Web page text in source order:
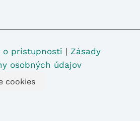
o prístupnosti | Zásady
osobných údajov
cookies